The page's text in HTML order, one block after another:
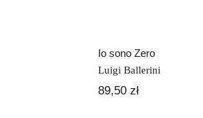
Io sono Zero
Luigi Ballerini
89,50 zł